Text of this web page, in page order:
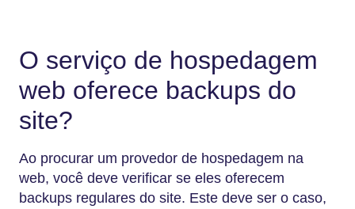
O serviço de hospedagem
web oferece backups do
site?
Ao procurar um provedor de hospedagem na
web, você deve verificar se eles oferecem
backups regulares do site. Este deve ser o caso,